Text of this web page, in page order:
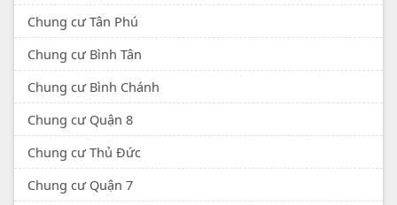
Chung cư Tân Phú
Chung cư Bình Tân
Chung cư Bình Chánh
Chung cư Quận 8
Chung cư Thủ Đức
Chung cư Quận 7